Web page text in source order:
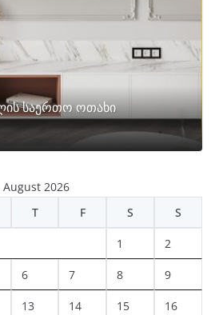
საერთო ოთახი
August 2026
T F S S
1 2
6 7 8 9
13 14 15 16